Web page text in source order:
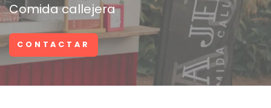
Comida callejera
CONTACTAR